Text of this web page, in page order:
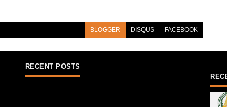
BLOGGER DISQUS FACEBOOK
RECENT POSTS